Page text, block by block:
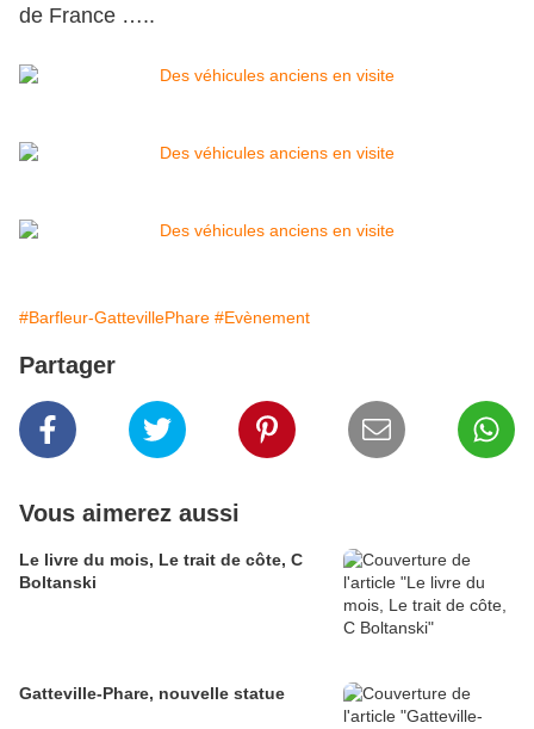
de France …..
#Barfleur-GattevillePhare #Evènement
Partager
Vous aimerez aussi
Le livre du mois, Le trait de côte, C
Boltanski
Gatteville-Phare, nouvelle statue